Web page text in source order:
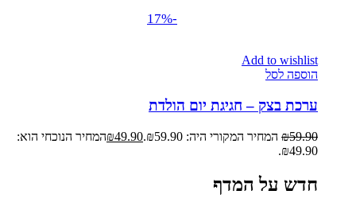
-17%
Add to wishlist
הוספה לסל
ערכת בצק – חגיגת יום הולדת
₪59.90 המחיר המקורי היה: ₪59.90. ₪49.90
המחיר הנוכחי הוא:
₪49.90.
חדש על המדף